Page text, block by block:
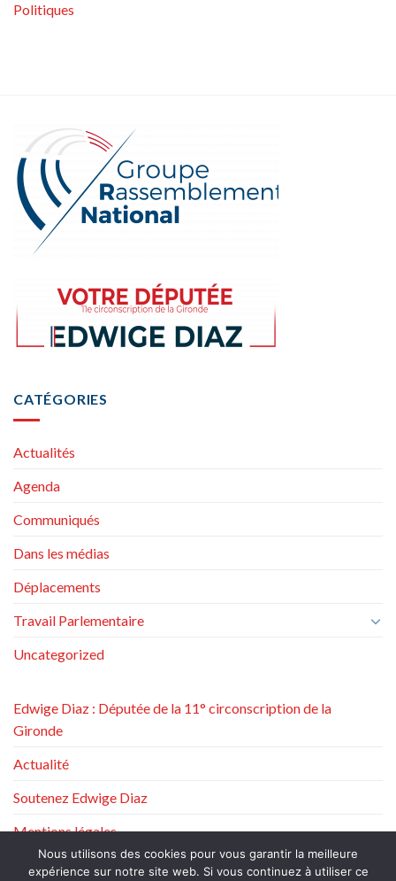
Politiques
CATÉGORIES
Actualités
Agenda
Communiqués
Dans les médias
Déplacements
Travail Parlementaire
Uncategorized
Edwige Diaz : Députée de la 11° circonscription de la
Gironde
Actualité
Soutenez Edwige Diaz
Mentions légales
Politique de protection des données à caractère personnel
Nous utilisons des cookies pour vous garantir la meilleure
expérience sur notre site web. Si vous continuez à utiliser ce